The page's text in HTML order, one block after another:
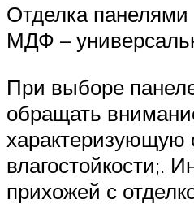
Отделка панелями
МДФ –
При выборе
обращать
характеризующую
влагостойкости;.
прихожей с